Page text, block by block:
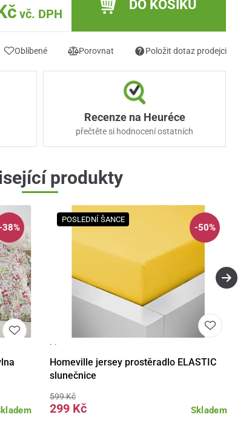
vč. DPH
DO KOŠÍKU
Oblíbené Porovnat Položit dotaz prodejci
Recenze na Heuréce
přečtěte si hodnocení ostatních
produkty
38%
POSLEDNÍ ŠANCE
-50%
· ·
Homeville jersey prostěradlo ELASTIC
slunečnice
Skladem
599 Kč
299 Kč